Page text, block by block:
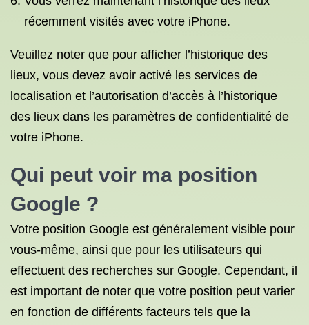
récemment visités avec votre iPhone.
Veuillez noter que pour afficher l’historique des
lieux, vous devez avoir activé les services de
localisation et l’autorisation d’accès à l’historique
des lieux dans les paramètres de confidentialité de
votre iPhone.
Qui peut voir ma position
Google ?
Votre position Google est généralement visible pour
vous-même, ainsi que pour les utilisateurs qui
effectuent des recherches sur Google. Cependant, il
est important de noter que votre position peut varier
en fonction de différents facteurs tels que la